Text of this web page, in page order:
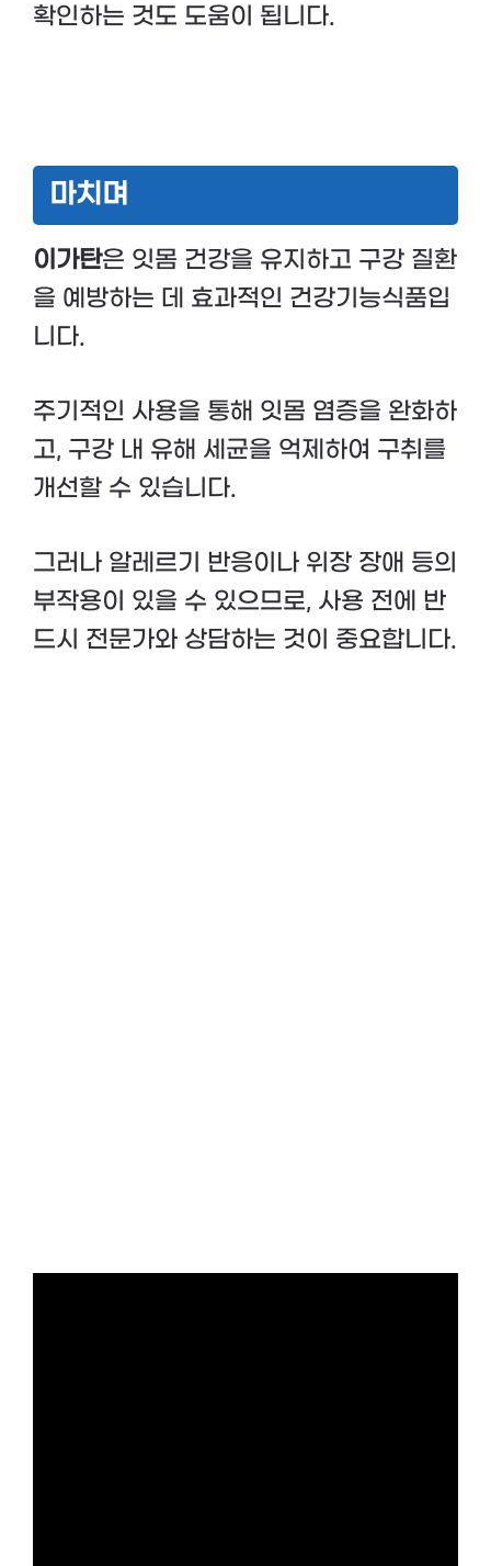
확인하는 것도 도움이 됩니다.
마치며
이가탄은 잇몸 건강을 유지하고 구강 질환
을 예방하는 데 효과적인 건강기능식품입
니다.
주기적인 사용을 통해 잇몸 염증을 완화하
고, 구강 내 유해 세균을 억제하여 구취를
개선할 수 있습니다.
그러나 알레르기 반응이나 위장 장애 등의
부작용이 있을 수 있으므로, 사용 전에 반
드시 전문가와 상담하는 것이 중요합니다.